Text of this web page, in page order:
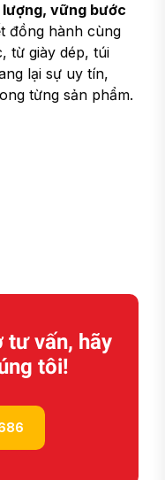
lượng, vững bước
đồng hành cùng
từ giày dép, túi
lại sự uy tín,
từng sản phẩm.
tư vấn, hãy
tôi!